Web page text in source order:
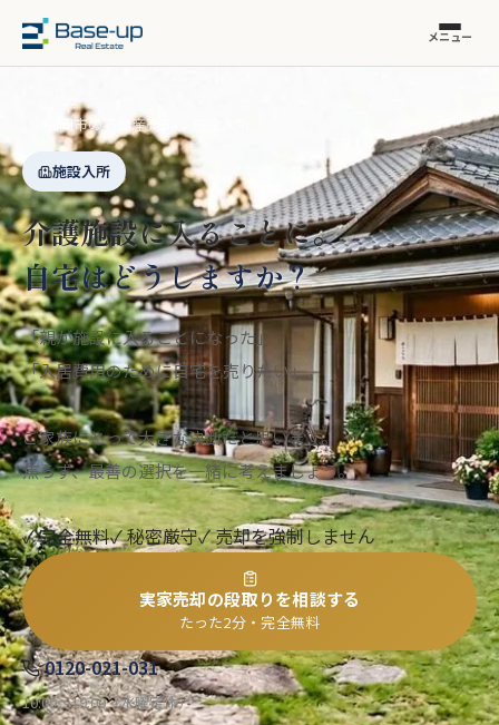
メニュー
福岡市の不動産売却
施設入所
介護施設に入ることに。
自宅はどうしますか？
「親が施設に入ることになった」
「入居費用のために自宅を売りたい」
ご家族にとって大きな決断だと思います。
焦らず、最善の選択を一緒に考えましょう。
✓ 完全無料✓ 秘密厳守✓ 売却を強制しません
実家売却の段取りを相談する
たった2分・完全無料
0120-021-031
10:00〜19:00（水曜定休）